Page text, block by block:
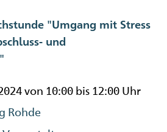
"Umgang mit Stress
und
von 10:00 bis 12:00 Uhr
Rohde